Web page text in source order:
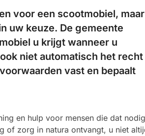
voor een scootmobiel, maar
uw keuze. De gemeente
u krijgt wanneer u
niet automatisch het recht
vast en bepaalt
en hulp voor mensen die dat nodig
of zorg in natura ontvangt, u niet